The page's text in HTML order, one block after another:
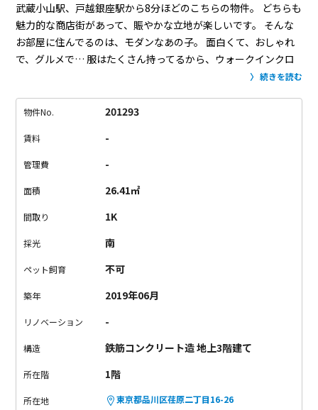
武蔵小山駅、戸越銀座駅から8分ほどのこちらの物件。
どちらも
魅力的な商店街があって、賑やかな立地が楽しいです。
そんな
お部屋に住んでるのは、モダンなあの子。 面白くて、おしゃれ
で、グルメで… 服はたくさん持ってるから、ウォークインクロ
好きな服も靴もカバンも、見せず
活は充実。
バルコニーはあるけど浴室乾燥つき、キッチンはガ
ドアは楽チンです。
お部屋も立地にも楽しさを求めるモダンな
方々へおすすめ！
続きを読む
物件No. 201293
賃料 -
管理費 -
面積 26.41㎡
間取り 1K
採光 南
ペット飼育 不可
築年 2019年06月
リノベーション -
構造 鉄筋コンクリート造 地上3階建て
所在階 1階
所在地 東京都品川区荏原二丁目16-26